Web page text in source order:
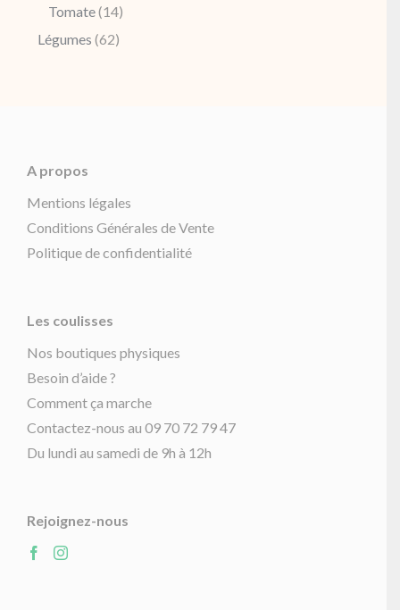
Tomate(14)
Légumes (62)
A propos
Mentions légales
Conditions Générales de Vente
Politique de confidentialité
Les coulisses
Nos boutiques physiques
Besoin d’aide ?
Comment ça marche
Contactez-nous au 09 70 72 79 47
Du lundi au samedi de 9h à 12h
Rejoignez-nous